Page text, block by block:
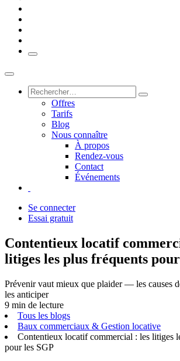
Offres
Tarifs
Blog
Nous connaître
À propos
Rendez-vous
Contact
Événements
Se connecter
Essai gratuit
Contentieux locatif
litiges les plus fréquents
Prévenir vaut mieux que plaider — les causes
les anticiper
9 min de lecture
Tous les blogs
Baux commerciaux & Gestion locative
Contentieux locatif commercial : les litiges
pour les SGP